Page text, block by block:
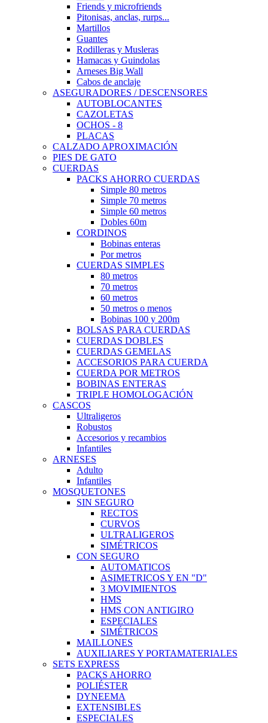
Friends y microfriends
Pitonisas, anclas, rurps...
Martillos
Guantes
Rodilleras y Musleras
Hamacas y Guindolas
Arneses Big Wall
Cabos de anclaje
ASEGURADORES / DESCENSORES
AUTOBLOCANTES
CAZOLETAS
OCHOS - 8
PLACAS
CALZADO APROXIMACIÓN
PIES DE GATO
CUERDAS
PACKS AHORRO CUERDAS
Simple 80 metros
Simple 70 metros
Simple 60 metros
Dobles 60m
CORDINOS
Bobinas enteras
Por metros
CUERDAS SIMPLES
80 metros
70 metros
60 metros
50 metros o menos
Bobinas 100 y 200m
BOLSAS PARA CUERDAS
CUERDAS DOBLES
CUERDAS GEMELAS
ACCESORIOS PARA CUERDA
CUERDA POR METROS
BOBINAS ENTERAS
TRIPLE HOMOLOGACIÓN
CASCOS
Ultraligeros
Robustos
Accesorios y recambios
Infantiles
ARNESES
Adulto
Infantiles
MOSQUETONES
SIN SEGURO
RECTOS
CURVOS
ULTRALIGEROS
SIMÉTRICOS
CON SEGURO
AUTOMATICOS
ASIMETRICOS Y EN "D"
3 MOVIMIENTOS
HMS
HMS CON ANTIGIRO
ESPECIALES
SIMÉTRICOS
MAILLONES
AUXILIARES Y PORTAMATERIALES
SETS EXPRESS
PACKS AHORRO
POLIÉSTER
DYNEEMA
EXTENSIBLES
ESPECIALES